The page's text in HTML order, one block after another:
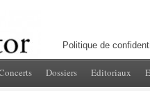
Politique de
Dossiers Editoriaux